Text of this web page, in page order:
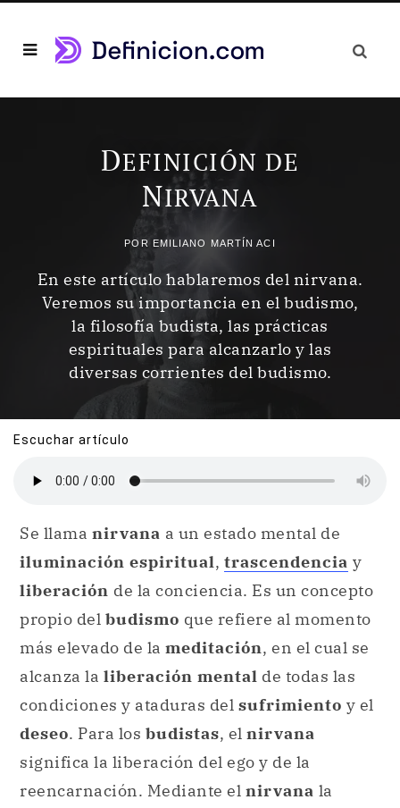
DEFINICIÓN DE
NIRVANA
POR EMILIANO MARTÍN ACI
En este artículo hablaremos del nirvana.
Veremos su importancia en el budismo,
la filosofía budista, las prácticas
espirituales para alcanzarlo y las
diversas corrientes del budismo.
Escuchar artículo
Se llama nirvana a un estado mental de
iluminación espiritual, trascendencia y
liberación de la conciencia. Es un concepto
propio del budismo que refiere al momento
más elevado de la meditación, en el cual se
alcanza la liberación mental de todas las
condiciones y ataduras del sufrimiento y el
deseo. Para los budistas, el nirvana
significa la liberación del ego y de la
reencarnación. Mediante el nirvana la